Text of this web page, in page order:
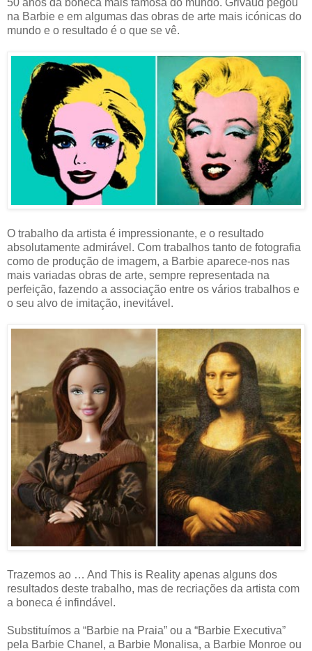
50 anos da boneca mais famosa do mundo. Grivaud pegou
na Barbie e em algumas das obras de arte mais icónicas do
mundo e o resultado é o que se vê.
O trabalho da artista é impressionante, e o resultado
absolutamente admirável. Com trabalhos tanto de fotografia
como de produção de imagem, a Barbie aparece-nos nas
mais variadas obras de arte, sempre representada na
perfeição, fazendo a associação entre os vários trabalhos e
o seu alvo de imitação, inevitável.
Trazemos ao … And This is Reality apenas alguns dos
resultados deste trabalho, mas de recriações da artista com
a boneca é infindável.
Substituímos a “Barbie na Praia” ou a “Barbie Executiva”
pela Barbie Chanel, a Barbie Monalisa, a Barbie Monroe ou